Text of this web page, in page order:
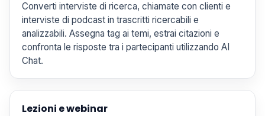
Converti interviste di ricerca, chiamate con clienti e
interviste di podcast in trascritti ricercabili e
analizzabili. Assegna tag ai temi, estrai citazioni e
confronta le risposte tra i partecipanti utilizzando AI
Chat.
Lezioni e webinar